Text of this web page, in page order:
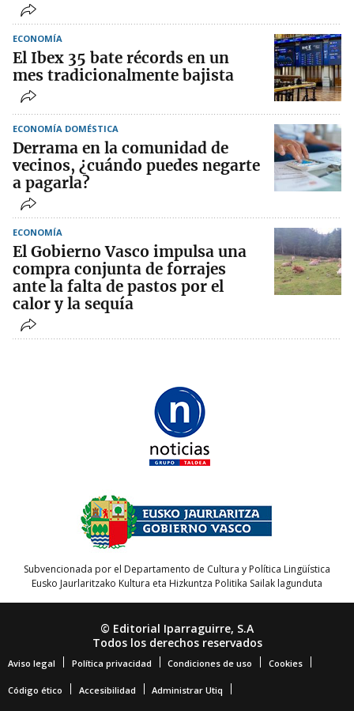
ECONOMÍA
El Ibex 35 bate récords en un
mes tradicionalmente bajista
ECONOMÍA DOMÉSTICA
Derrama en la comunidad de
vecinos, ¿cuándo puedes negarte
a pagarla?
ECONOMÍA
El Gobierno Vasco impulsa una
compra conjunta de forrajes
ante la falta de pastos por el
calor y la sequía
Subvencionada por el Departamento de Cultura y Política Lingüística
Eusko Jaurlaritzako Kultura eta Hizkuntza Politika Sailak lagunduta
© Editorial Iparraguirre, S.A
Todos los derechos reservados
Aviso legal Política privacidad Condiciones de uso Cookies
Código ético Accesibilidad Administrar Utiq